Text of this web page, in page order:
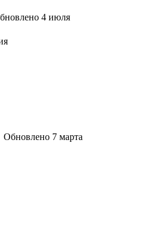
4 июля
Обновлено 7 марта